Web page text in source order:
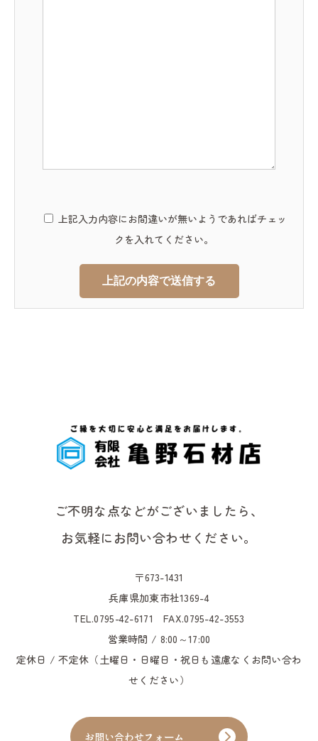
上記入力内容にお間違いが無いようであればチェッ
クを入れてください。
ご不明な点などがございましたら、
お気軽にお問い合わせください。
〒673-1431
兵庫県加東市社1369-4
TEL.0795-42-6171
FAX.0795-42-3553
営業時間 / 8:00～17:00
定休日 / 不定休（土曜日・日曜日・祝日も遠慮なくお問い合わ
せください）
お問い合わせフォーム